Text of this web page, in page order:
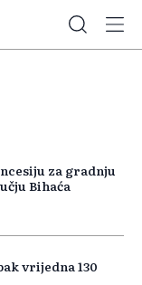
za gradnju
Bihaća
vrijedna 130